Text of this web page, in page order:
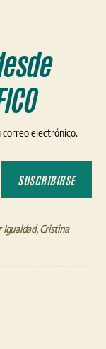
electrónico.
SUSCRIBIRSE
Igualdad,Cristina